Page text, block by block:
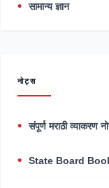
सामान्य ज्ञान
नोट्स
संपूर्ण मराठी व्याकरण
State Board